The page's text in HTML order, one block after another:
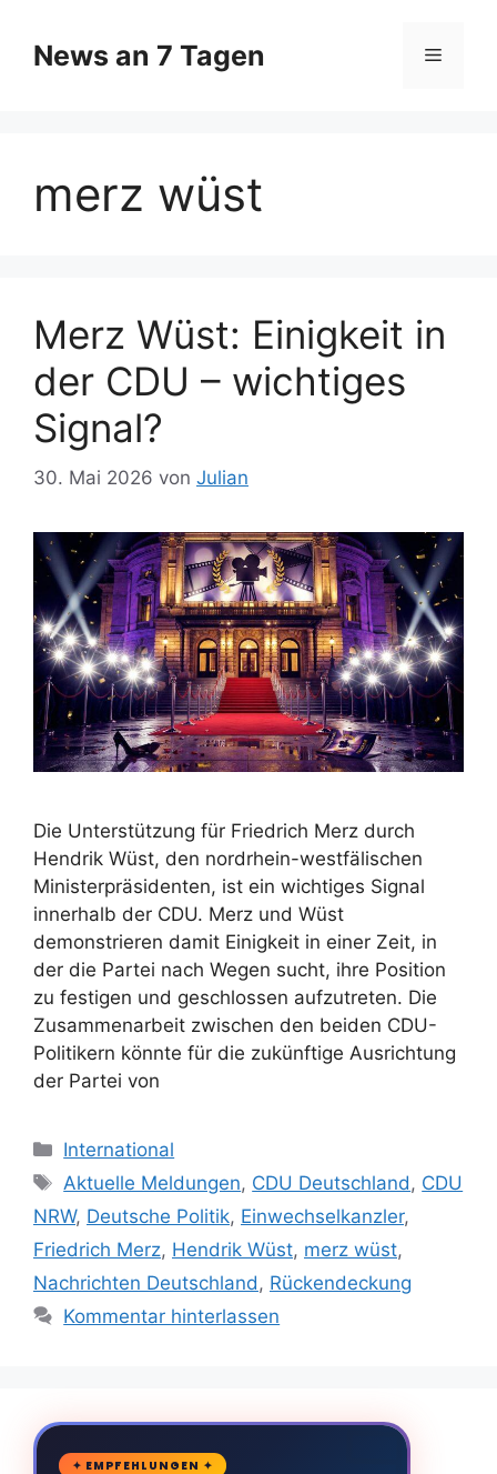
Inhalt
springen
News an 7 Tagen Menü
merz wüst
Merz Wüst: Einigkeit in
der CDU – wichtiges
Signal?
30. Mai 2026 von Julian
Die Unterstützung für Friedrich Merz durch
Hendrik Wüst, den nordrhein-westfälischen
Ministerpräsidenten, ist ein wichtiges Signal
innerhalb der CDU. Merz und Wüst
demonstrieren damit Einigkeit in einer Zeit, in
der die Partei nach Wegen sucht, ihre Position
zu festigen und geschlossen aufzutreten. Die
Zusammenarbeit zwischen den beiden CDU-
Politikern könnte für die zukünftige Ausrichtung
der Partei von
Kategorien
International
Schlagwörter
Aktuelle Meldungen, CDU Deutschland, CDU
NRW, Deutsche Politik, Einwechselkanzler,
Friedrich Merz, Hendrik Wüst, merz wüst,
Nachrichten Deutschland, Rückendeckung
Kommentar hinterlassen
✦ EMPFEHLUNGEN ✦